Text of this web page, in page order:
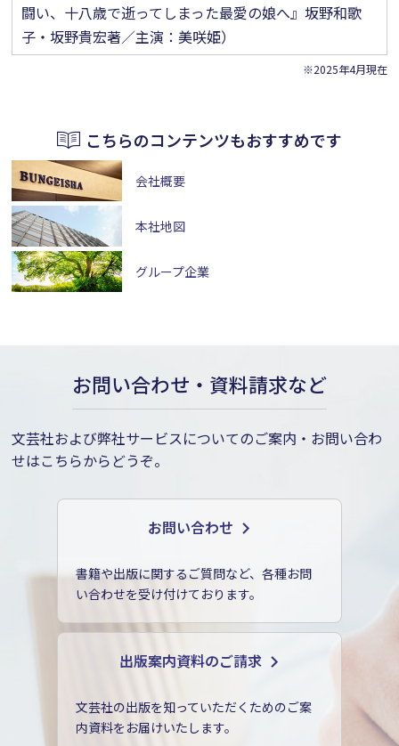
闘い、十八歳で逝ってしまった最愛の娘へ』坂野和歌
子・坂野貴宏著／主演：美咲姫）
※2025年4月現在
こちらのコンテンツもおすすめです
会社概要
本社地図
グループ企業
お問い合わせ・資料請求など
文芸社および弊社サービスについてのご案内・お問い合わ
せはこちらからどうぞ。
お問い合わせ
書籍や出版に関するご質問など、各種お問
い合わせを受け付けております。
出版案内資料のご請求
文芸社の出版を知っていただくためのご案
内資料をお届けいたします。